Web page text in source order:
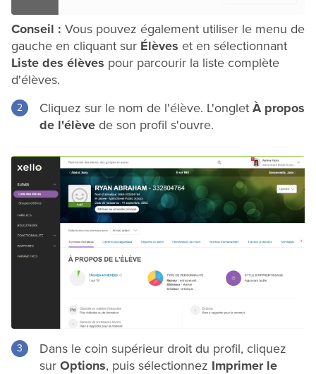
Conseil : Vous pouvez également utiliser le menu de
gauche en cliquant sur Élèves et en sélectionnant
Liste des élèves pour parcourir la liste complète
d'élèves.
Cliquez sur le nom de l'élève. L'onglet À propos
de l'élève de son profil s'ouvre.
Dans le coin supérieur droit du profil, cliquez
sur Options, puis sélectionnez Imprimer le